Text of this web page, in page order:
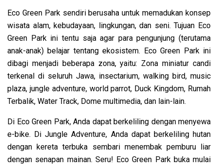
Eco Green Park sendiri berusaha untuk memadukan konsep
wisata alam, kebudayaan, lingkungan, dan seni. Tujuan Eco
Green Park ini tentu saja agar para pengunjung (terutama
anak-anak) belajar tentang ekosistem. Eco Green Park ini
dibagi menjadi beberapa zona, yaitu: Zona miniatur candi
terkenal di seluruh Jawa, insectarium, walking bird, music
plaza, jungle adventure, world parrot, Duck Kingdom, Rumah
Terbalik, Water Track, Dome multimedia, dan lain-lain.
Di Eco Green Park, Anda dapat berkeliling dengan menyewa
e-bike. Di Jungle Adventure, Anda dapat berkeliling hutan
dengan kereta terbuka sembari menembak pemburu liar
dengan senapan mainan. Seru! Eco Green Park buka mulai